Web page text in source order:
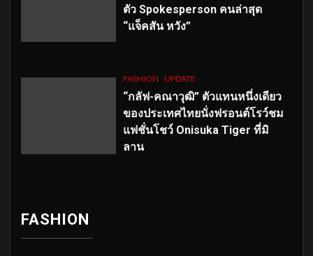
ตัว Spokesperson คนล่าสุด
“แจ็คสัน หวัง”
FASHION UPDATE
“กลัฟ-คณาวุฒิ” ตัวแทนหนึ่งเดียว
ของประเทศไทยนั่งฟรอนต์โรว์ชม
แฟชั่นโชว์ Onisuka Tiger ที่มิ
ลาน
FASHION